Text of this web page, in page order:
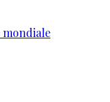
mondiale